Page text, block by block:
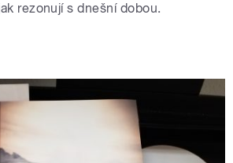
rezonují s dnešní dobou.